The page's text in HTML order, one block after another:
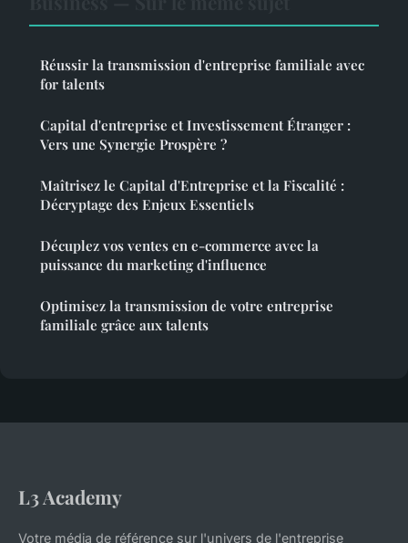
Réussir la transmission d'entreprise familiale avec
for talents
Capital d'entreprise et Investissement Étranger :
Vers une Synergie Prospère ?
Maîtrisez le Capital d'Entreprise et la Fiscalité :
Décryptage des Enjeux Essentiels
Décuplez vos ventes en e-commerce avec la
puissance du marketing d'influence
Optimisez la transmission de votre entreprise
familiale grâce aux talents
L3 Academy
Votre média de référence sur l'univers de l'entreprise